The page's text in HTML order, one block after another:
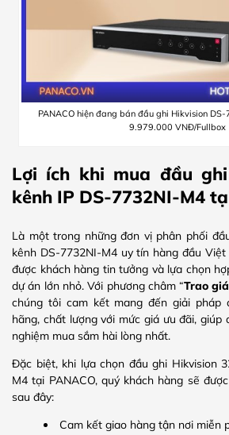
PANACO hiện đang bán đầu ghi Hikvision
9.979.000 VNĐ/Fullbox
Lợi ích khi mua đầu
kênh IP DS-7732NI-M4
Là một trong những đơn vị phân phối
kênh DS-7732NI-M4 uy tín hàng đầu
được khách hàng tin tưởng và lựa chọn
dự án lớn nhỏ. Với phương châm “Trao
chúng tôi cam kết mang đến giải pháp
hãng, chất lượng với mức giá ưu đãi, giúp
nghiệm mua sắm hài lòng nhất.
Đặc biệt, khi lựa chọn đầu ghi Hikvision
M4 tại PANACO, quý khách hàng sẽ
sau đây:
Cam kết giao hàng tận nơi miễn